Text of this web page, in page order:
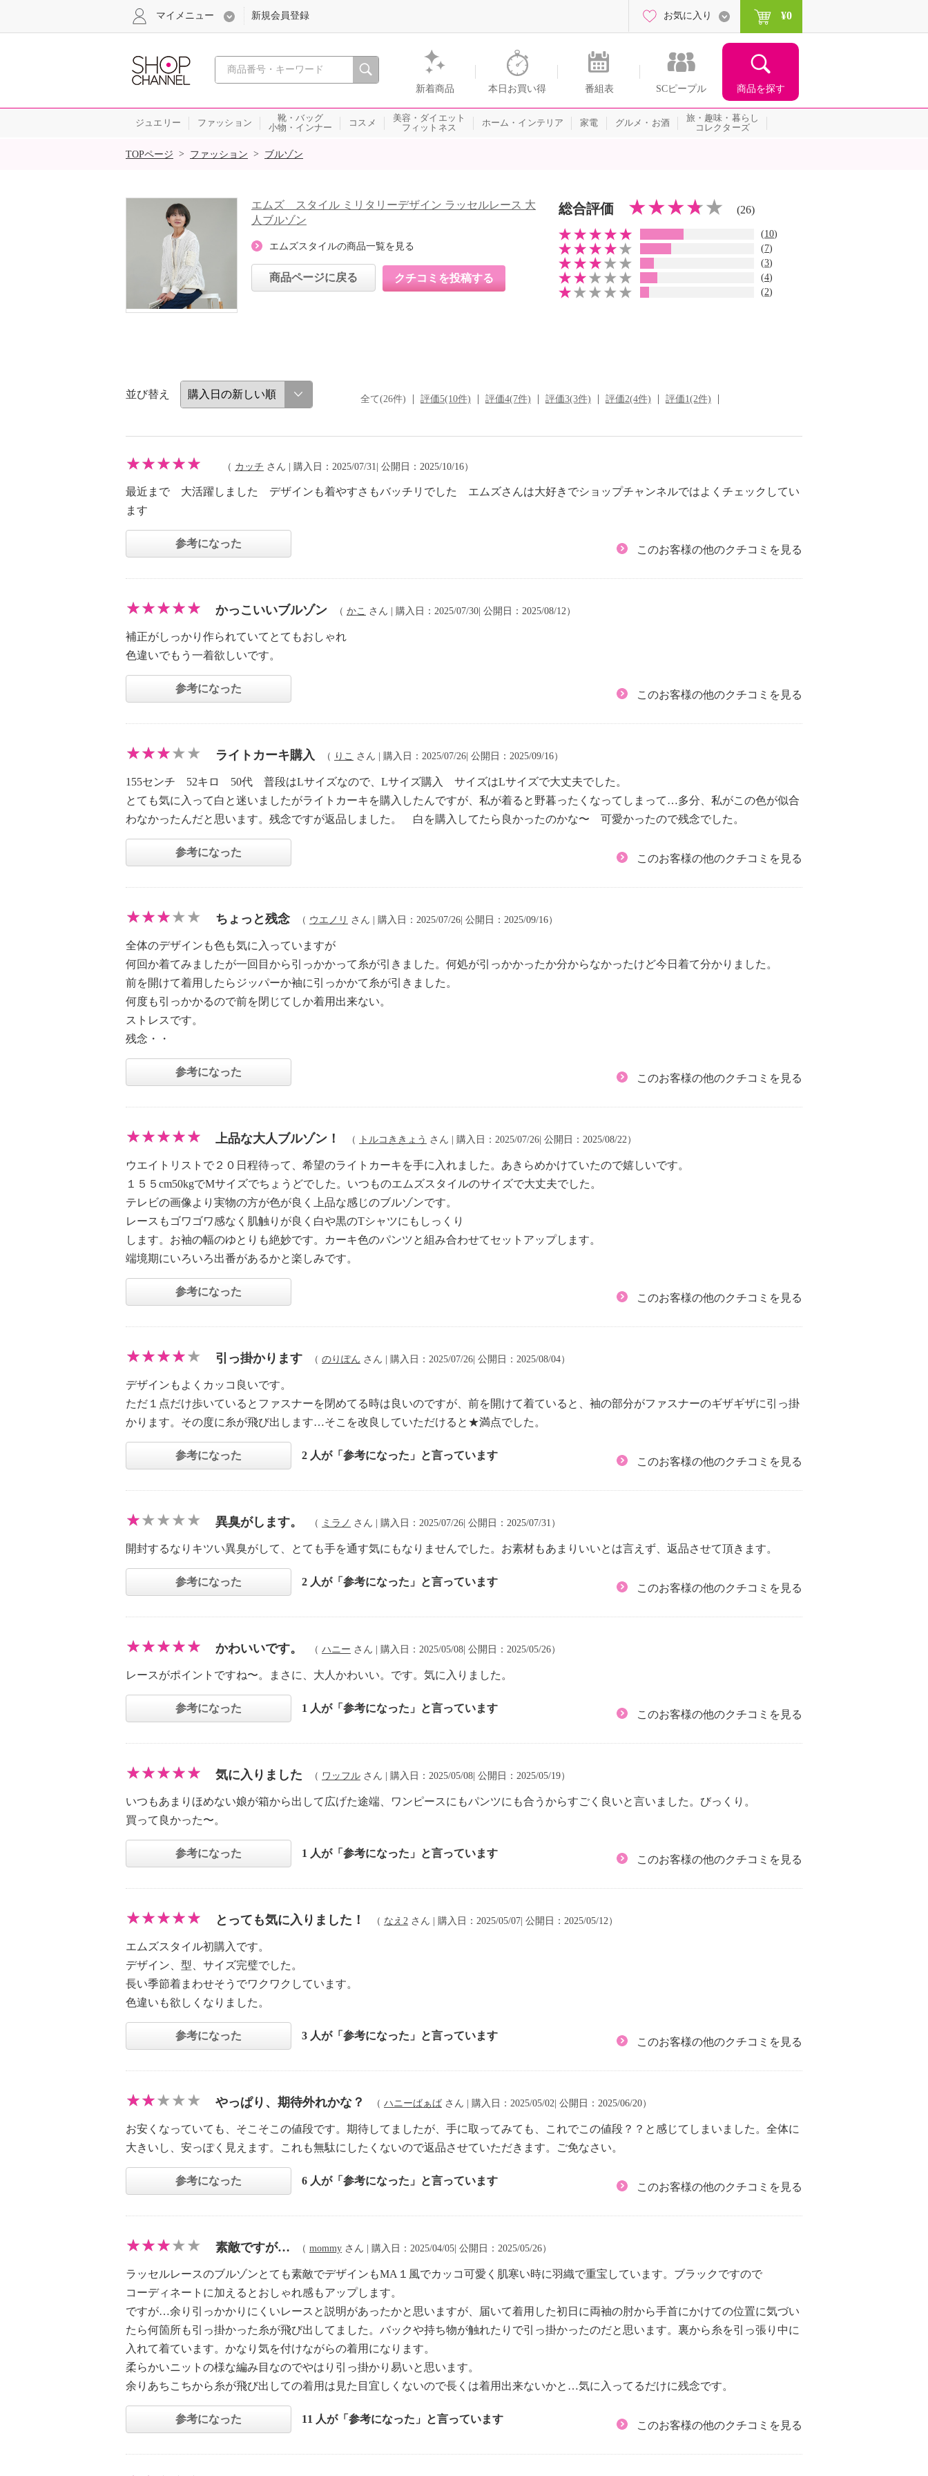
心おどる、瞬間を。通販・テレビショッピングのショップチャンネル
新着商品 本日お買い得 番組表 SCピープル 商品を探す
マイメニュー 新規会員登録 お気に入り ¥0
ジュエリー ファッション
靴・バッグ
小物・インナー
コスメ
美容・ダイエット
フィットネス
ホーム・インテリア 家電 グルメ・お酒
旅・趣味・暮らし
コレクターズ
SALE
TOPページ > ファッション > ブルゾン
エムズ スタイル ミリタリーデザイン ラッセルレース 大
人ブルゾン
エムズスタイルの商品一覧を見る
商品ページに戻る クチコミを投稿する
総合評価 (26)
(10)
(7)
(3)
(4)
(2)
並び替え 全て(26件) 評価5(10件) 評価4(7件) 評価3(3件) 評価2(4件) 評価1(2件)
（ カッチ さん | 購入日：2025/07/31| 公開日：2025/10/16）
最近まで 大活躍しました デザインも着やすさもバッチリでした エムズさんは大好きでショップチャンネルではよくチェックしてい
ます
参考になった
このお客様の他のクチコミを見る
かっこいいブルゾン （ かこ さん | 購入日：2025/07/30| 公開日：2025/08/12）
補正がしっかり作られていてとてもおしゃれ
色違いでもう一着欲しいです。
参考になった
このお客様の他のクチコミを見る
ライトカーキ購入 （ りこ さん | 購入日：2025/07/26| 公開日：2025/09/16）
155センチ 52キロ 50代 普段はLサイズなので、Lサイズ購入 サイズはLサイズで大丈夫でした。
とても気に入って白と迷いましたがライトカーキを購入したんですが、私が着ると野暮ったくなってしまって…多分、私がこの色が似合
わなかったんだと思います。残念ですが返品しました。 白を購入してたら良かったのかな〜 可愛かったので残念でした。
参考になった
このお客様の他のクチコミを見る
ちょっと残念 （ ウエノリ さん | 購入日：2025/07/26| 公開日：2025/09/16）
全体のデザインも色も気に入っていますが
何回か着てみましたが一回目から引っかかって糸が引きました。何処が引っかかったか分からなかったけど今日着て分かりました。
前を開けて着用したらジッパーか袖に引っかかて糸が引きました。
何度も引っかかるので前を閉じてしか着用出来ない。
ストレスです。
残念・・
参考になった
このお客様の他のクチコミを見る
上品な大人ブルゾン！ （ トルコききょう さん | 購入日：2025/07/26| 公開日：2025/08/22）
ウエイトリストで２０日程待って、希望のライトカーキを手に入れました。あきらめかけていたので嬉しいです。
１５５cm50kgでMサイズでちょうどでした。いつものエムズスタイルのサイズで大丈夫でした。
テレビの画像より実物の方が色が良く上品な感じのブルゾンです。
レースもゴワゴワ感なく肌触りが良く白や黒のTシャツにもしっくり
します。お袖の幅のゆとりも絶妙です。カーキ色のパンツと組み合わせてセットアップします。
端境期にいろいろ出番があるかと楽しみです。
参考になった
このお客様の他のクチコミを見る
引っ掛かります （ のりぽん さん | 購入日：2025/07/26| 公開日：2025/08/04）
デザインもよくカッコ良いです。
ただ１点だけ歩いているとファスナーを閉めてる時は良いのですが、前を開けて着ていると、袖の部分がファスナーのギザギザに引っ掛
かります。その度に糸が飛び出します…そこを改良していただけると★満点でした。
参考になった 2 人が「参考になった」と言っています
このお客様の他のクチコミを見る
異臭がします。 （ ミラノ さん | 購入日：2025/07/26| 公開日：2025/07/31）
開封するなりキツい異臭がして、とても手を通す気にもなりませんでした。お素材もあまりいいとは言えず、返品させて頂きます。
参考になった 2 人が「参考になった」と言っています
このお客様の他のクチコミを見る
かわいいです。 （ ハニー さん | 購入日：2025/05/08| 公開日：2025/05/26）
レースがポイントですね〜。まさに、大人かわいい。です。気に入りました。
参考になった 1 人が「参考になった」と言っています
このお客様の他のクチコミを見る
気に入りました （ ワッフル さん | 購入日：2025/05/08| 公開日：2025/05/19）
いつもあまりほめない娘が箱から出して広げた途端、ワンピースにもパンツにも合うからすごく良いと言いました。びっくり。
買って良かった〜。
参考になった 1 人が「参考になった」と言っています
このお客様の他のクチコミを見る
とっても気に入りました！ （ なえ2 さん | 購入日：2025/05/07| 公開日：2025/05/12）
エムズスタイル初購入です。
デザイン、型、サイズ完璧でした。
長い季節着まわせそうでワクワクしています。
色違いも欲しくなりました。
参考になった 3 人が「参考になった」と言っています
このお客様の他のクチコミを見る
やっぱり、期待外れかな？ （ ハニーばぁば さん | 購入日：2025/05/02| 公開日：2025/06/20）
お安くなっていても、そこそこの値段です。期待してましたが、手に取ってみても、これでこの値段？？と感じてしまいました。全体に
大きいし、安っぽく見えます。これも無駄にしたくないので返品させていただきます。ご免なさい。
参考になった 6 人が「参考になった」と言っています
このお客様の他のクチコミを見る
素敵ですが… （ mommy さん | 購入日：2025/04/05| 公開日：2025/05/26）
ラッセルレースのブルゾンとても素敵でデザインもMA１風でカッコ可愛く肌寒い時に羽織で重宝しています。ブラックですので
コーディネートに加えるとおしゃれ感もアップします。
ですが…余り引っかかりにくいレースと説明があったかと思いますが、届いて着用した初日に両袖の肘から手首にかけての位置に気づい
たら何箇所も引っ掛かった糸が飛び出してました。バックや持ち物が触れたりで引っ掛かったのだと思います。裏から糸を引っ張り中に
入れて着ています。かなり気を付けながらの着用になります。
柔らかいニットの様な編み目なのでやはり引っ掛かり易いと思います。
余りあちこちから糸が飛び出しての着用は見た目宜しくないので長くは着用出来ないかと…気に入ってるだけに残念です。
参考になった 11 人が「参考になった」と言っています
このお客様の他のクチコミを見る